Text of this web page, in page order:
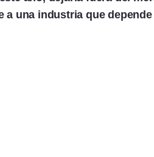
a una industria que